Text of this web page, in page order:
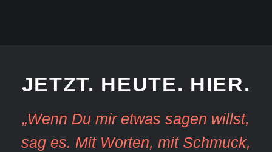
JETZT. HEUTE. HIER.
„Wenn Du mir etwas sagen willst,
sag es. Mit Worten, mit Schmuck,